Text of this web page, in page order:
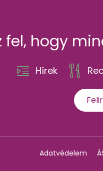
fel, hogy
Hírek
Adatvédelem